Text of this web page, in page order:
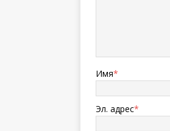
Имя*
Эл. адрес*